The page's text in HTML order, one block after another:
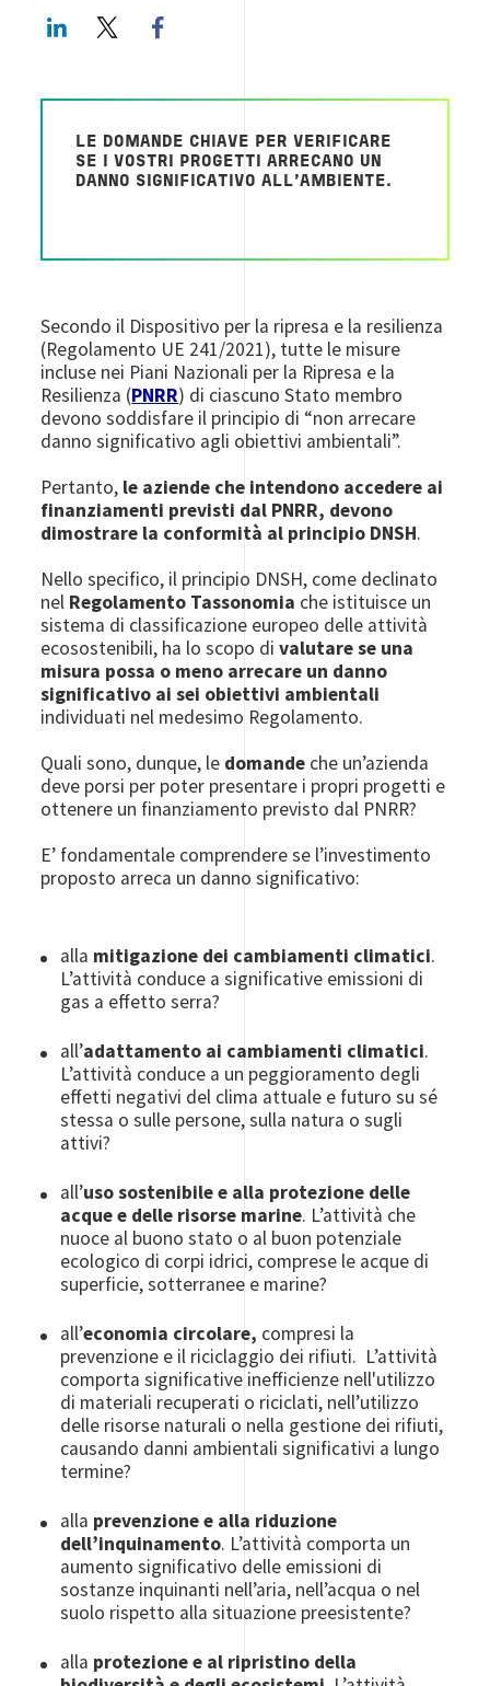
LinkedInTwitter
LE DOMANDE CHIAVE PER VERIFICARE
SE I VOSTRI PROGETTI ARRECANO UN
DANNO SIGNIFICATIVO ALL’AMBIENTE.
Secondo il Dispositivo per la ripresa e la resilienza
(Regolamento UE 241/2021), tutte le misure
incluse nei Piani Nazionali per la Ripresa e la
Resilienza (PNRR) di ciascuno Stato membro
devono soddisfare il principio di “non arrecare
danno significativo agli obiettivi ambientali”.
Pertanto, le aziende che intendono accedere ai
finanziamenti previsti dal PNRR, devono
dimostrare la conformità al principio DNSH.
Nello specifico, il principio DNSH, come declinato
nel Regolamento Tassonomia che istituisce un
sistema di classificazione europeo delle attività
ecosostenibili, ha lo scopo divalutare se una
misura possa o meno arrecare un danno
significativo ai sei obiettivi ambientali
individuati nel medesimo Regolamento.
Quali sono, dunque, le domande che un’azienda
deve porsi per poter presentare i propri progetti e
ottenere un finanziamento previsto dal PNRR?
E’ fondamentale comprendere se l’investimento
proposto arreca un danno significativo:
alla mitigazione dei cambiamenti climatici.
L’attività conduce a significative emissioni di
gas a effetto serra?
all’adattamento ai cambiamenti climatici.
L’attività conduce a un peggioramento degli
effetti negativi del clima attuale e futuro su sé
stessa o sulle persone, sulla natura o sugli
attivi?
all’uso sostenibile e alla protezione delle
acque e delle risorse marine. L’attività che
nuoce al buono stato o al buon potenziale
ecologico di corpi idrici, comprese le acque di
superficie, sotterranee e marine?
all’economia circolare, compresi la
prevenzione e il riciclaggio dei rifiuti. L’attività
comporta significative inefficienze nell'utilizzo
di materiali recuperati o riciclati, nell’utilizzo
delle risorse naturali o nella gestione dei rifiuti,
causando danni ambientali significativi a lungo
termine?
alla prevenzione e alla riduzione
dell’inquinamento. L’attività comporta un
aumento significativo delle emissioni di
sostanze inquinanti nell’aria, nell’acqua o nel
suolo rispetto alla situazione preesistente?
alla protezione e al ripristino della